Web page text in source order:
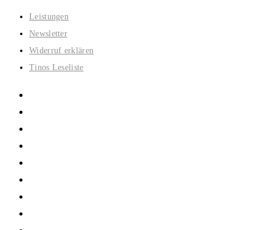
Zum
Inhalt
springen
Leistungen
Newsletter
Widerruf erklären
Tinos Leseliste